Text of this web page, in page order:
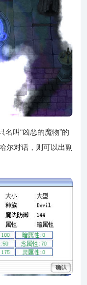
名叫“凶恶的魔物”的
尔对话，则可以出副